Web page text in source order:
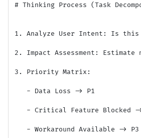
# Thinking Process (Task
1. Analyze User Intent: Is this
2. Impact Assessment: Estimate
3. Priority Matrix:
   - Data Loss -> P1
- Critical Feature Blocked -
   - Workaround Available -> P3